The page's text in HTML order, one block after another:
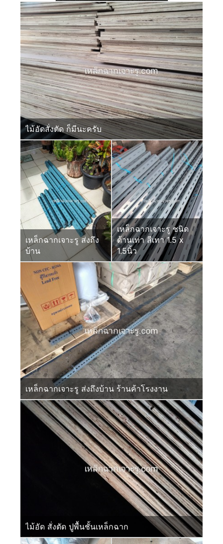
ไม้อัดสั่งตัด ก็มีนะครับ
เหล็กฉากเจาะรู ส่งถึง
บ้าน
เหล็กฉากเจาะรู ชนิด
ด้านเท่า สีเทา 1.5 x
1.5นิ้ว
เหล็กฉากเจาะรู ส่งถึงบ้าน ร้านค้าโรงงาน
ไม้อัด สั่งตัด ปูพื้นชั้นเหล็กฉาก